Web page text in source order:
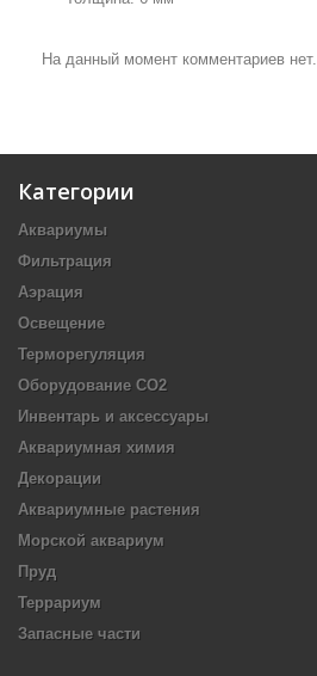
На данный момент комментариев нет.
Категории
Аквариумы
Фильтрация
Аэрация
Освещение
Терморегуляция
Оборудование CO2
Инвентарь и аксессуары
Аквариумная химия
Декорации
Аквариумные растения
Морской аквариум
Пруд
Террариум
Запасные части